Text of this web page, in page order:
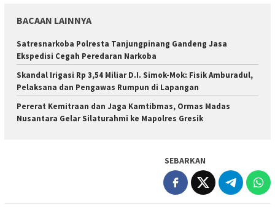
BACAAN LAINNYA
Satresnarkoba Polresta Tanjungpinang Gandeng Jasa
Ekspedisi Cegah Peredaran Narkoba
Skandal Irigasi Rp 3,54 Miliar D.I. Simok-Mok: Fisik Amburadul,
Pelaksana dan Pengawas Rumpun di Lapangan
Pererat Kemitraan dan Jaga Kamtibmas, Ormas Madas
Nusantara Gelar Silaturahmi ke Mapolres Gresik
SEBARKAN